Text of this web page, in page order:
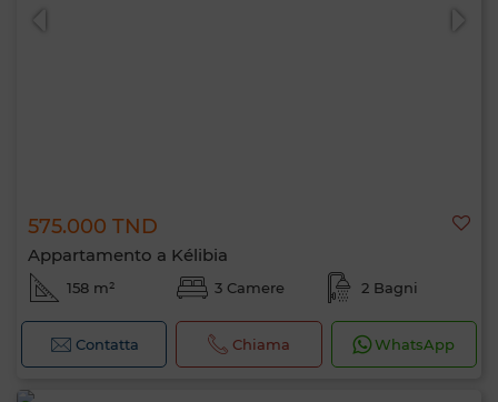
575.000 TND
Appartamento a Kélibia
158 m² 3 Camere 2 Bagni
Contatta Chiama WhatsApp